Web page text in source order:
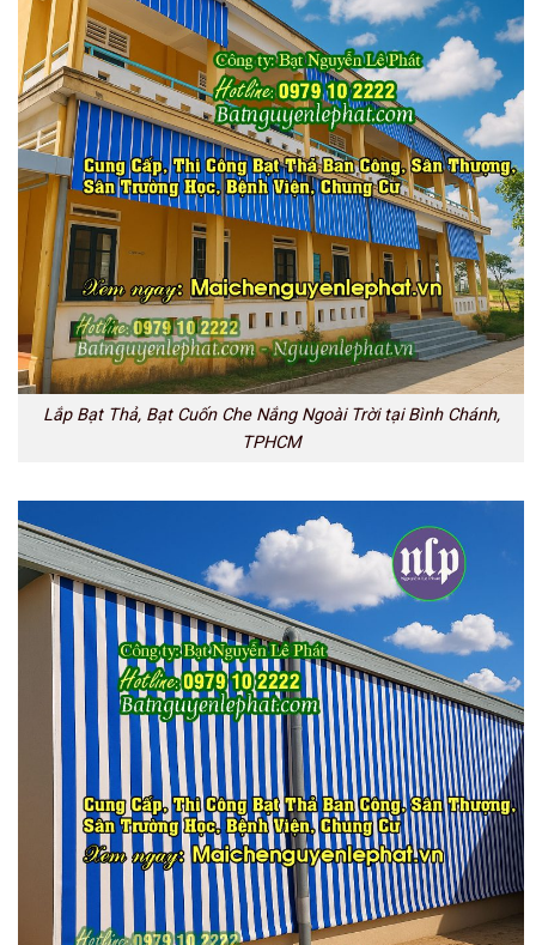
Lắp Bạt Thả, Bạt Cuốn Che Nắng Ngoài Trời tại Bình Chánh,
TPHCM